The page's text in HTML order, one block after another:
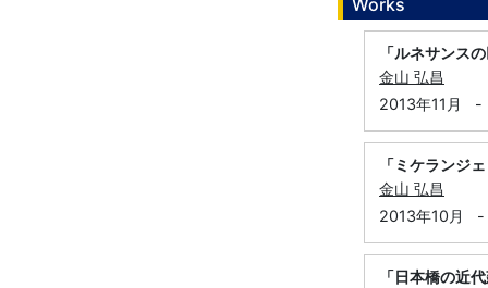
Works
「ルネサンス
金山 弘昌
2013年11月
-
「ミケランジ
金山 弘昌
2013年10月
-
「日本橋の近